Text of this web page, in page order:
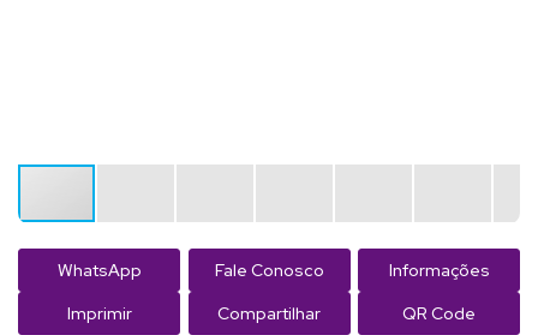
WhatsApp Fale Conosco
Informações
Imprimir
Compartilhar QR Code